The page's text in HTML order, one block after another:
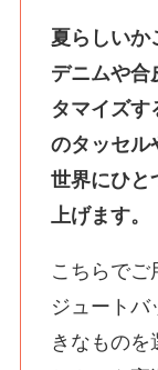
夏らしいか
デニムや合
タマイズす
のタッセル
世界にひと
上げます。
こちらでご
ジュートバ
きなもの